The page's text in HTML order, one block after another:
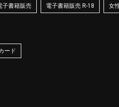
子書籍販売 電子書籍販売 R-18 女
ード